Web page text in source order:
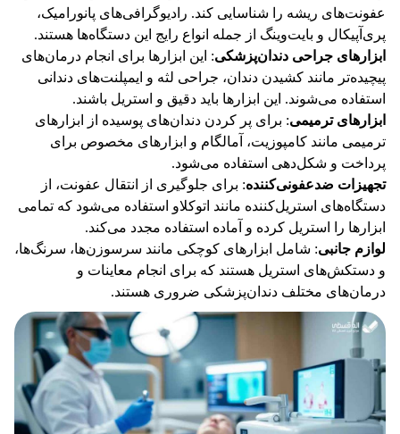
عفونت‌های ریشه را شناسایی کند. رادیوگرافی‌های پانورامیک،
پری‌آپیکال و بایت‌وینگ از جمله انواع رایج این دستگاه‌ها هستند.
ابزارهای جراحی دندان‌پزشکی: این ابزارها برای انجام درمان‌های
پیچیده‌تر مانند کشیدن دندان، جراحی لثه و ایمپلنت‌های دندانی
استفاده می‌شوند. این ابزارها باید دقیق و استریل باشند.
ابزارهای ترمیمی: برای پر کردن دندان‌های پوسیده از ابزارهای
ترمیمی مانند کامپوزیت، آمالگام و ابزارهای مخصوص برای
پرداخت و شکل‌دهی استفاده می‌شود.
تجهیزات ضدعفونی‌کننده: برای جلوگیری از انتقال عفونت، از
دستگاه‌های استریل‌کننده مانند اتوکلاو استفاده می‌شود که تمامی
ابزارها را استریل کرده و آماده استفاده مجدد می‌کند.
لوازم جانبی: شامل ابزارهای کوچکی مانند سرسوزن‌ها، سرنگ‌ها،
و دستکش‌های استریل هستند که برای انجام معاینات و
درمان‌های مختلف دندان‌پزشکی ضروری هستند.